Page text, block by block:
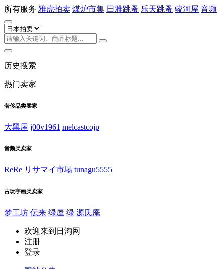
所有服务 雅虎拍卖 煤炉市集 日雅跳蚤 乐天跳蚤 骏河屋 音频
历史搜索
热门卖家
奢侈品类卖家
大黑屋 j00v1961 melcastcojp
音频类卖家
ReRe リサマイ市場 tunagu5555
古玩字画类卖家
梦工坊 伝来 绿屋 绿 源氏庵
欢迎来到日淘网
注册
登录